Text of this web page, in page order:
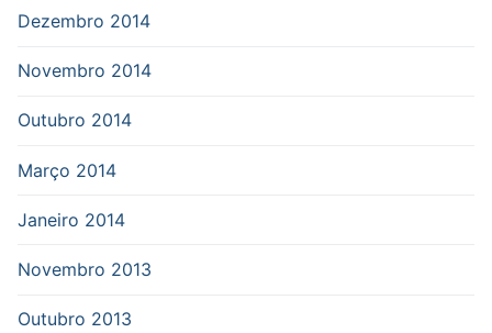
Dezembro 2014
Novembro 2014
Outubro 2014
Março 2014
Janeiro 2014
Novembro 2013
Outubro 2013